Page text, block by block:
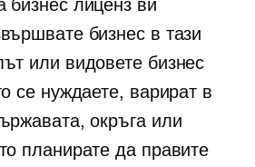
бизнес лиценз ви
бизнес в тази
или видовете бизнес
се нуждаете, варират в
окръга или
планирате да правите